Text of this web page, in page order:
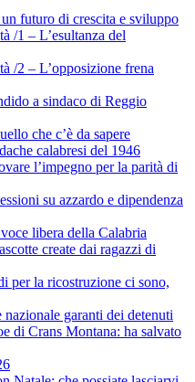
futuro di crescita e sviluppo
/1 – L’esultanza del
/2 – L’opposizione frena
a sindaco di Reggio
che c’è da sapere
calabresi del 1946
l’impegno per la parità di
su azzardo e dipendenza
libera della Calabria
create dai ragazzi di
per la ricostruzione ci sono,
garanti dei detenuti
di Crans Montana: ha salvato